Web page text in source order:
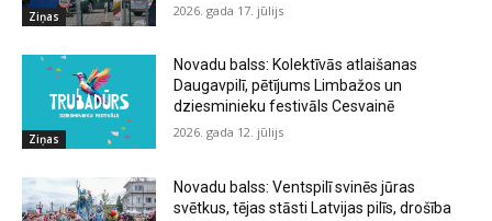
Ziņas 2026. gada 17. jūlijs
Ziņas
Novadu balss: Kolektīvās atlaišanas
Daugavpilī, pētījums Limbažos un
dziesminieku festivāls Cesvainē
2026. gada 12. jūlijs
Novadu balss: Ventspilī svinēs jūras
svētkus, tējas stāsti Latvijas pilīs, drošība